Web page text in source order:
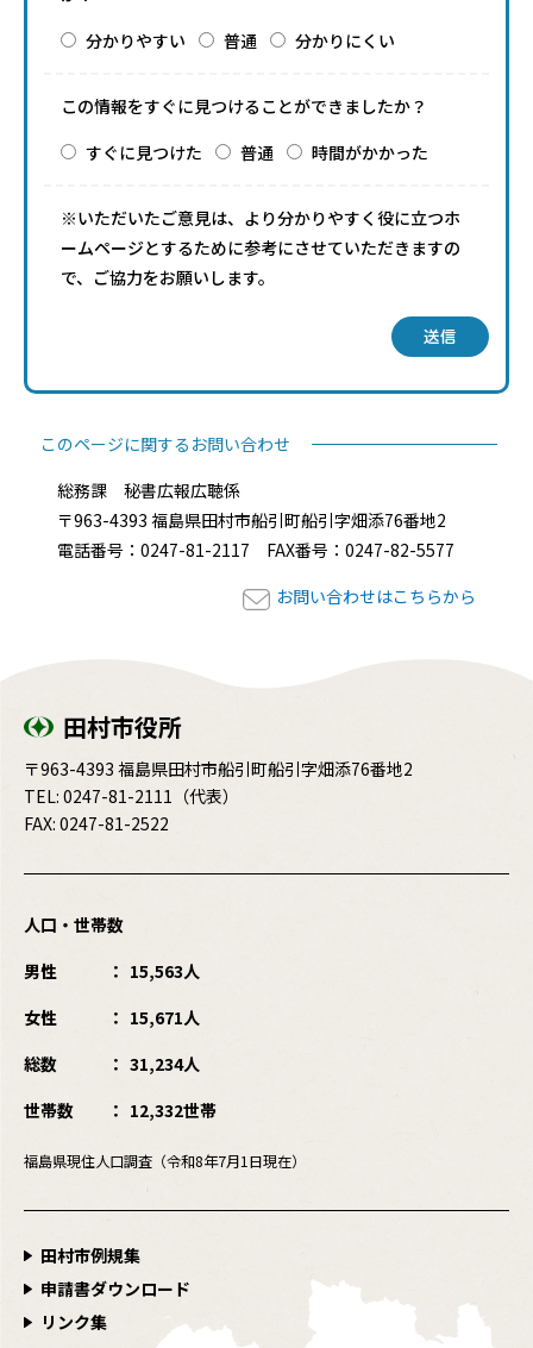
分かりやすい
普通 分かりにくい
この情報をすぐに見つけることができましたか？
すぐに見つけた
普通 時間がかかった
※いただいたご意見は、より分かりやすく役に立つホ
ームページとするために参考にさせていただきますの
で、ご協力をお願いします。
送信
このページに関するお問い合わせ
総務課 秘書広報広聴係
〒963-4393 福島県田村市船引町船引字畑添76番地2
電話番号：0247-81-2117 FAX番号：0247-82-5577
お問い合わせはこちらから
田村市役所
〒963-4393 福島県田村市船引町船引字畑添76番地2
TEL: 0247-81-2111 （代表）
FAX: 0247-81-2522
人口・世帯数
男性
15,563人
女性
15,671人
総数
31,234人
世帯数
12,332世帯
福島県現住人口調査（令和8年7月1日現在）
田村市例規集
申請書ダウンロード
リンク集